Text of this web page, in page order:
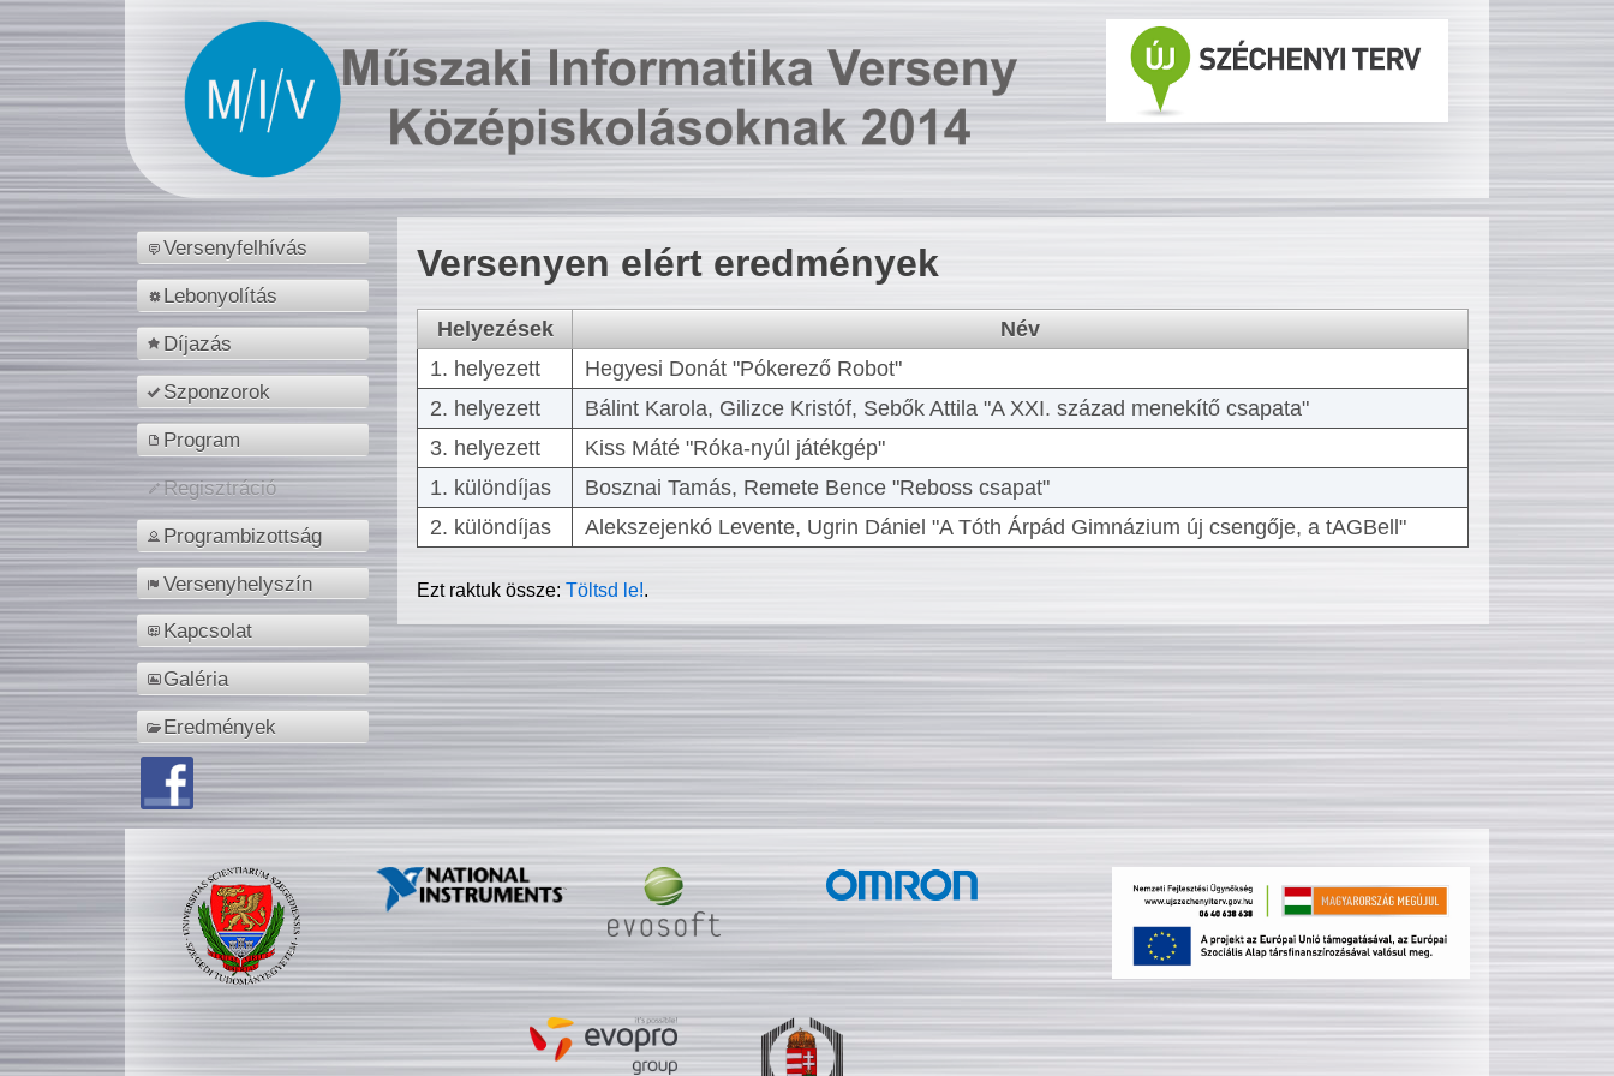
Versenyfelhívás
Lebonyolítás
Díjazás
Szponzorok
Program
Regisztráció
Programbizottság
Versenyhelyszín
Kapcsolat
Galéria
Eredmények
Versenyen elért eredmények
Helyezések
Név
1. helyezett
Hegyesi Donát "Pókerező Robot"
2. helyezett
Bálint Karola, Gilizce Kristóf, Sebők Attila "A XXI. század menekítő csapata"
3. helyezett
Kiss Máté "Róka-nyúl játékgép"
1. különdíjas
Bosznai Tamás, Remete Bence "Reboss csapat"
2. különdíjas
Alekszejenkó Levente, Ugrin Dániel "A Tóth Árpád Gimnázium új csengője, a tAGBell"
Ezt raktuk össze:Töltsd le!.